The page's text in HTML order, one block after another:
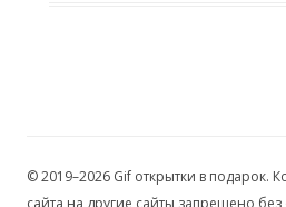
© 2019–2026 Gif открытки в подарок.
сайта на другие сайты запрещено